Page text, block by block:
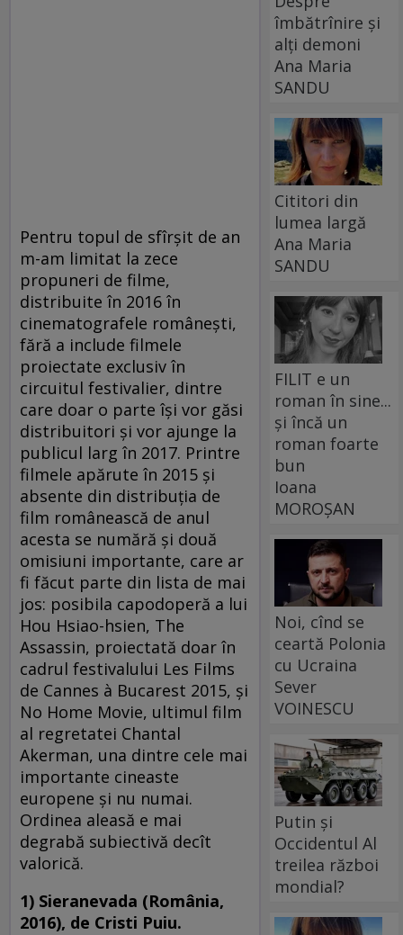
Pentru topul de sfîrşit de an
m-am limitat la zece
propuneri de filme,
distribuite în 2016 în
cinematografele româneşti,
fără a include filmele
proiectate exclusiv în
circuitul festivalier, dintre
care doar o parte îşi vor găsi
distribuitori şi vor ajunge la
publicul larg în 2017. Printre
filmele apărute în 2015 şi
absente din distribuţia de
film românească de anul
acesta se numără şi două
omisiuni importante, care ar
fi făcut parte din lista de mai
jos: posibila capodoperă a lui
Hou Hsiao-hsien, The
Assassin, proiectată doar în
cadrul festivalului Les Films
de Cannes à Bucarest 2015, şi
No Home Movie, ultimul film
al regretatei Chantal
Akerman, una dintre cele mai
importante cineaste
europene şi nu numai.
Ordinea aleasă e mai
degrabă subiectivă decît
valorică.
1) Sieranevada (România,
2016), de Cristi Puiu.
îmbătrînire și
alți demoni
Ana Maria
SANDU
Cititori din
lumea largă
Ana Maria
SANDU
FILIT e un
roman în sine...
și încă un
roman foarte
bun
Ioana
MOROȘAN
Noi, cînd se
ceartă Polonia
cu Ucraina
Sever
VOINESCU
Putin și
Occidentul Al
treilea război
mondial?